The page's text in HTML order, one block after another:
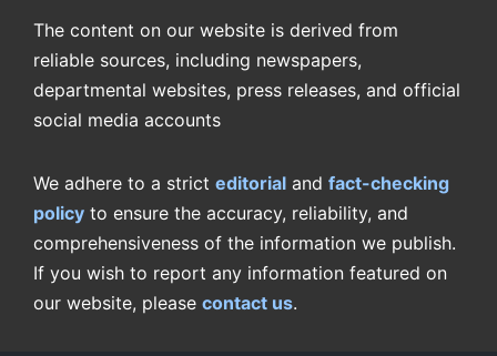
The content on our website is derived from
reliable sources, including newspapers,
departmental websites, press releases, and official
social media accounts
We adhere to a strict editorial and fact-checking
policy to ensure the accuracy, reliability, and
comprehensiveness of the information we publish.
If you wish to report any information featured on
our website, please contact us.